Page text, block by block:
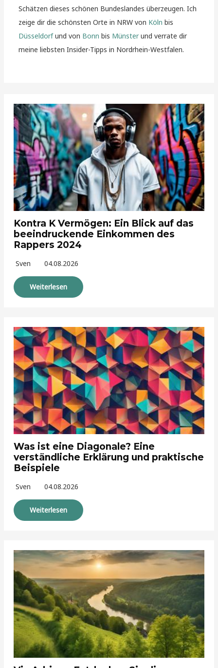
Schätzen dieses schönen Bundeslandes überzeugen. Ich
zeige dir die schönsten Orte in NRW von Köln bis
Düsseldorfund von Bonn bis Münsterund verrate dir
meine liebsten Insider-Tipps in Nordrhein-Westfalen.
Kontra K Vermögen: Ein Blick auf das
beeindruckende Einkommen des
Rappers 2024
Sven 04.08.2026
Weiterlesen
Was ist eine Diagonale? Eine
verständliche Erklärung und praktische
Beispiele
Sven 04.08.2026
Weiterlesen